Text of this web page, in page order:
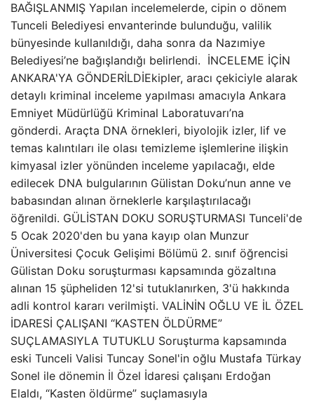
BAĞIŞLANMIŞ Yapılan incelemelerde, cipin o dönem
Tunceli Belediyesi envanterinde bulunduğu, valilik
bünyesinde kullanıldığı, daha sonra da Nazımiye
Belediyesi’ne bağışlandığı belirlendi. İNCELEME İÇİN
ANKARA'YA GÖNDERİLDİEkipler, aracı çekiciyle alarak
detaylı kriminal inceleme yapılması amacıyla Ankara
Emniyet Müdürlüğü Kriminal Laboratuvarı’na
gönderdi. Araçta DNA örnekleri, biyolojik izler, lif ve
temas kalıntıları ile olası temizleme işlemlerine ilişkin
kimyasal izler yönünden inceleme yapılacağı, elde
edilecek DNA bulgularının Gülistan Doku’nun anne ve
babasından alınan örneklerle karşılaştırılacağı
öğrenildi. GÜLİSTAN DOKU SORUŞTURMASI Tunceli'de
5 Ocak 2020'den bu yana kayıp olan Munzur
Üniversitesi Çocuk Gelişimi Bölümü 2. sınıf öğrencisi
Gülistan Doku soruşturması kapsamında gözaltına
alınan 15 şüpheliden 12'si tutuklanırken, 3'ü hakkında
adli kontrol kararı verilmişti. VALİNİN OĞLU VE İL ÖZEL
İDARESİ ÇALIŞANI “KASTEN ÖLDÜRME”
SUÇLAMASIYLA TUTUKLU Soruşturma kapsamında
eski Tunceli Valisi Tuncay Sonel'in oğlu Mustafa Türkay
Sonel ile dönemin İl Özel İdaresi çalışanı Erdoğan
Elaldı, “Kasten öldürme” suçlamasıyla